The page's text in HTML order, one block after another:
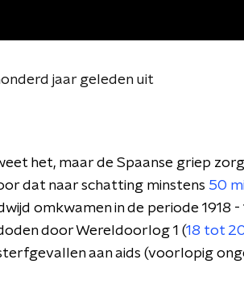
jaar geleden uit
het, maar de Spaanse griep
dat naar schatting minstens 50
omkwamen in de periode 1918 -
door Wereldoorlog 1 (18 tot
aan aids (voorlopig